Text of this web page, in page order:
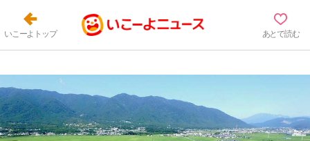
いこーよトップ あとで読む